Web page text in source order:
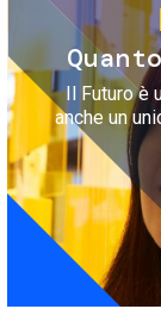
Il Futuro è
anche un